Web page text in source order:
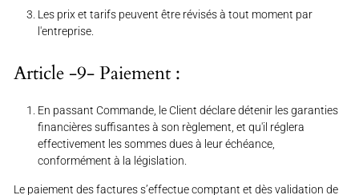
Les prix et tarifs peuvent être révisés à tout moment par
l'entreprise.
Article -9- Paiement :
En passant Commande, le Client déclare détenir les garanties
financières suffisantes à son règlement, et qu'il réglera
effectivement les sommes dues à leur échéance,
conformément à la législation.
Le paiement des factures s’effectue comptant et dès validation de